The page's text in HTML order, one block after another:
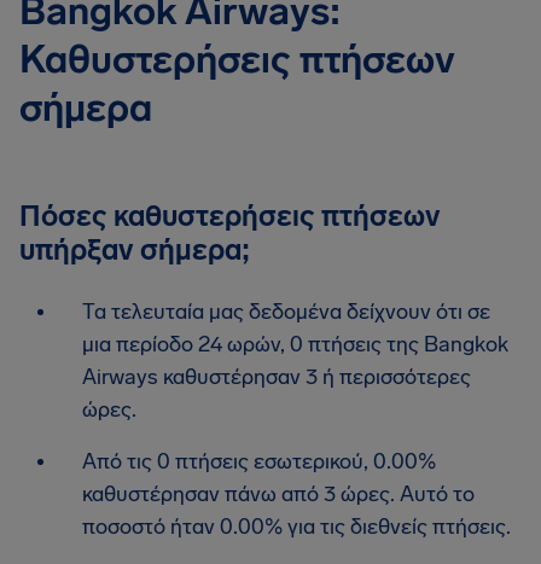
Bangkok Airways:
Καθυστερήσεις πτήσεων
σήμερα
Πόσες καθυστερήσεις πτήσεων
υπήρξαν σήμερα;
Τα τελευταία μας δεδομένα δείχνουν ότι σε
μια περίοδο 24 ωρών, 0 πτήσεις της Bangkok
Airways καθυστέρησαν 3 ή περισσότερες
ώρες.
Από τις 0 πτήσεις εσωτερικού, 0.00%
καθυστέρησαν πάνω από 3 ώρες. Αυτό το
ποσοστό ήταν 0.00% για τις διεθνείς πτήσεις.